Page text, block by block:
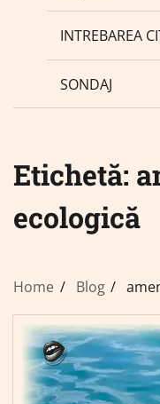
INTREBAREA
SONDAJ
Etichetă:
ecologică
Home Blog